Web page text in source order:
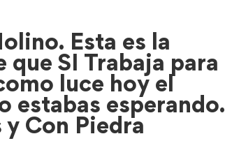
Esta es la
que SI Trabaja para
luce hoy el
estabas esperando.
Con Piedra